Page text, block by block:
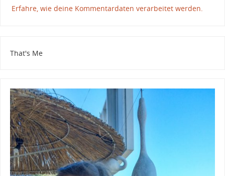
Erfahre, wie deine Kommentardaten verarbeitet werden.
That's Me